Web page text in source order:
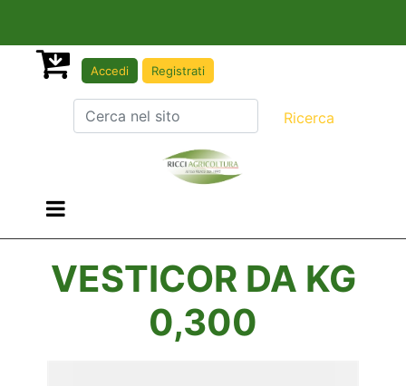
Accedi Registrati
Open menu
VESTICOR DA KG
0,300